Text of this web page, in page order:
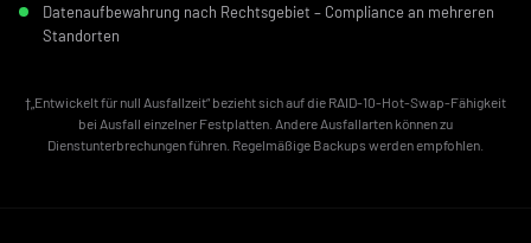
Datenaufbewahrung nach Rechtsgebiet – Compliance an mehreren
Standorten
†„Entwickelt für null Ausfallzeit“ bezieht sich auf die RAID-10-Hot-Swap-Fähigkeit
bei Ausfall einzelner Festplatten. Andere Ausfallarten können zu
Dienstunterbrechungen führen. Regelmäßige Backups werden empfohlen.